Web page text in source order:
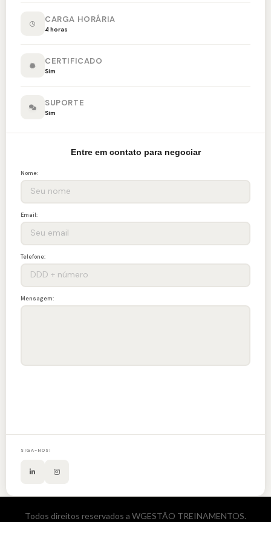
CARGA HORÁRIA
4 horas
CERTIFICADO
Sim
SUPORTE
Sim
Entre em contato para negociar
Nome:
Email:
Telefone:
Mensagem:
SIGA-NOS!
Todos direitos reservados a WGESTÃO TREINAMENTOS.